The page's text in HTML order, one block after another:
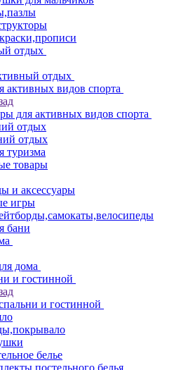
отдых
отдых
активных видов спорта
для активных видов спорта
отдых
отдых
туризма
товары
и аксессуары
игры
бани
дома
и гостинной
и гостинной
белье
постельного белья